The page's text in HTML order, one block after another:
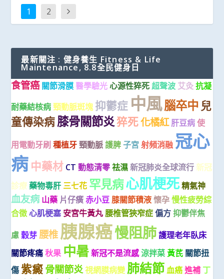
1 2
最新關注 : 健身養生 Fitness & Life
Maintenance, 8.8全民健身日
食管癌 關節滑膜 醫學驗光 心源性猝死 超聲波 艾灸 抗凝
耐藥結核病 頸動脈斑塊 抑鬱症 中風腦卒中 兒
童傳染病膝骨關節炎猝死化橘紅 肝豆病 使
用電動牙刷 種植牙 頸動脈 護脾 子宮 射頻消融 冠心
病 中藥材 CT 動態清零祛濕 新冠肺炎全球流行 新冠
診療 藥物毒肝 三七花 罕見病心肌梗死精氣神
血友病 山藥 片仔癀 赤小豆 膝關節積液 懷孕 慢性疲勞綜
合徵 心肌梗塞 安宮牛黃丸 腰椎管狹窄症 偏方 抑鬱伴焦
慮 穀芽 腰椎胰腺癌慢阻肺 護理老年臥床
關節疼痛 秋果 中暑 新冠不是流感涼拌菜 黃芪 關節扭
傷紫癜骨關節炎視網膜病變 肺結節 血癌 進補 丁